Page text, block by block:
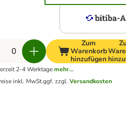
Zum
Warenkorb
hinzufügen
2-4 Werktage mehr...
inkl. MwSt.ggf. zzgl. Versandkosten